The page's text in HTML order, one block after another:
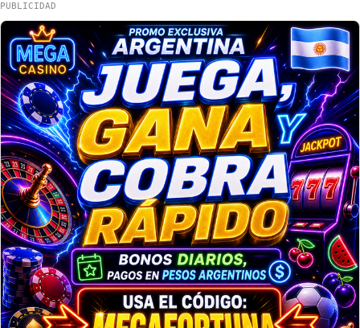
PUBLICIDAD